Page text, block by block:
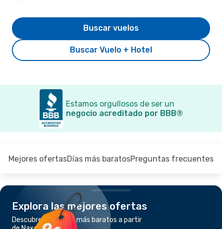
Buscar Vuelo + Hotel
Buscar vuelos
Estamos orgullosos de ser un
negocio acreditado por BBB®
Mejores ofertasDías más baratosPreguntas frecuentes
Explora las mejores ofertas
Descubre los vuelos más baratos a partir